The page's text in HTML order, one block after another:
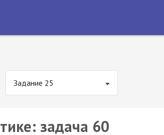
Задание 25
задача 60